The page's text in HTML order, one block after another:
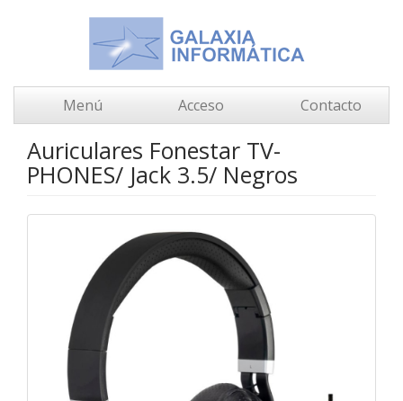
Menú Acceso Contacto
Auriculares Fonestar TV-
PHONES/ Jack 3.5/ Negros